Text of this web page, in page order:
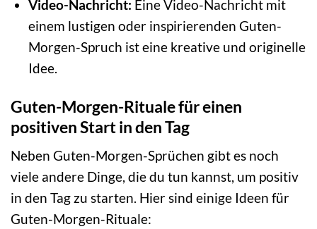
Video-Nachricht: Eine Video-Nachricht mit
einem lustigen oder inspirierenden Guten-
Morgen-Spruch ist eine kreative und originelle
Idee.
Guten-Morgen-Rituale für einen
positiven Start in den Tag
Neben Guten-Morgen-Sprüchen gibt es noch
viele andere Dinge, die du tun kannst, um positiv
in den Tag zu starten. Hier sind einige Ideen für
Guten-Morgen-Rituale: